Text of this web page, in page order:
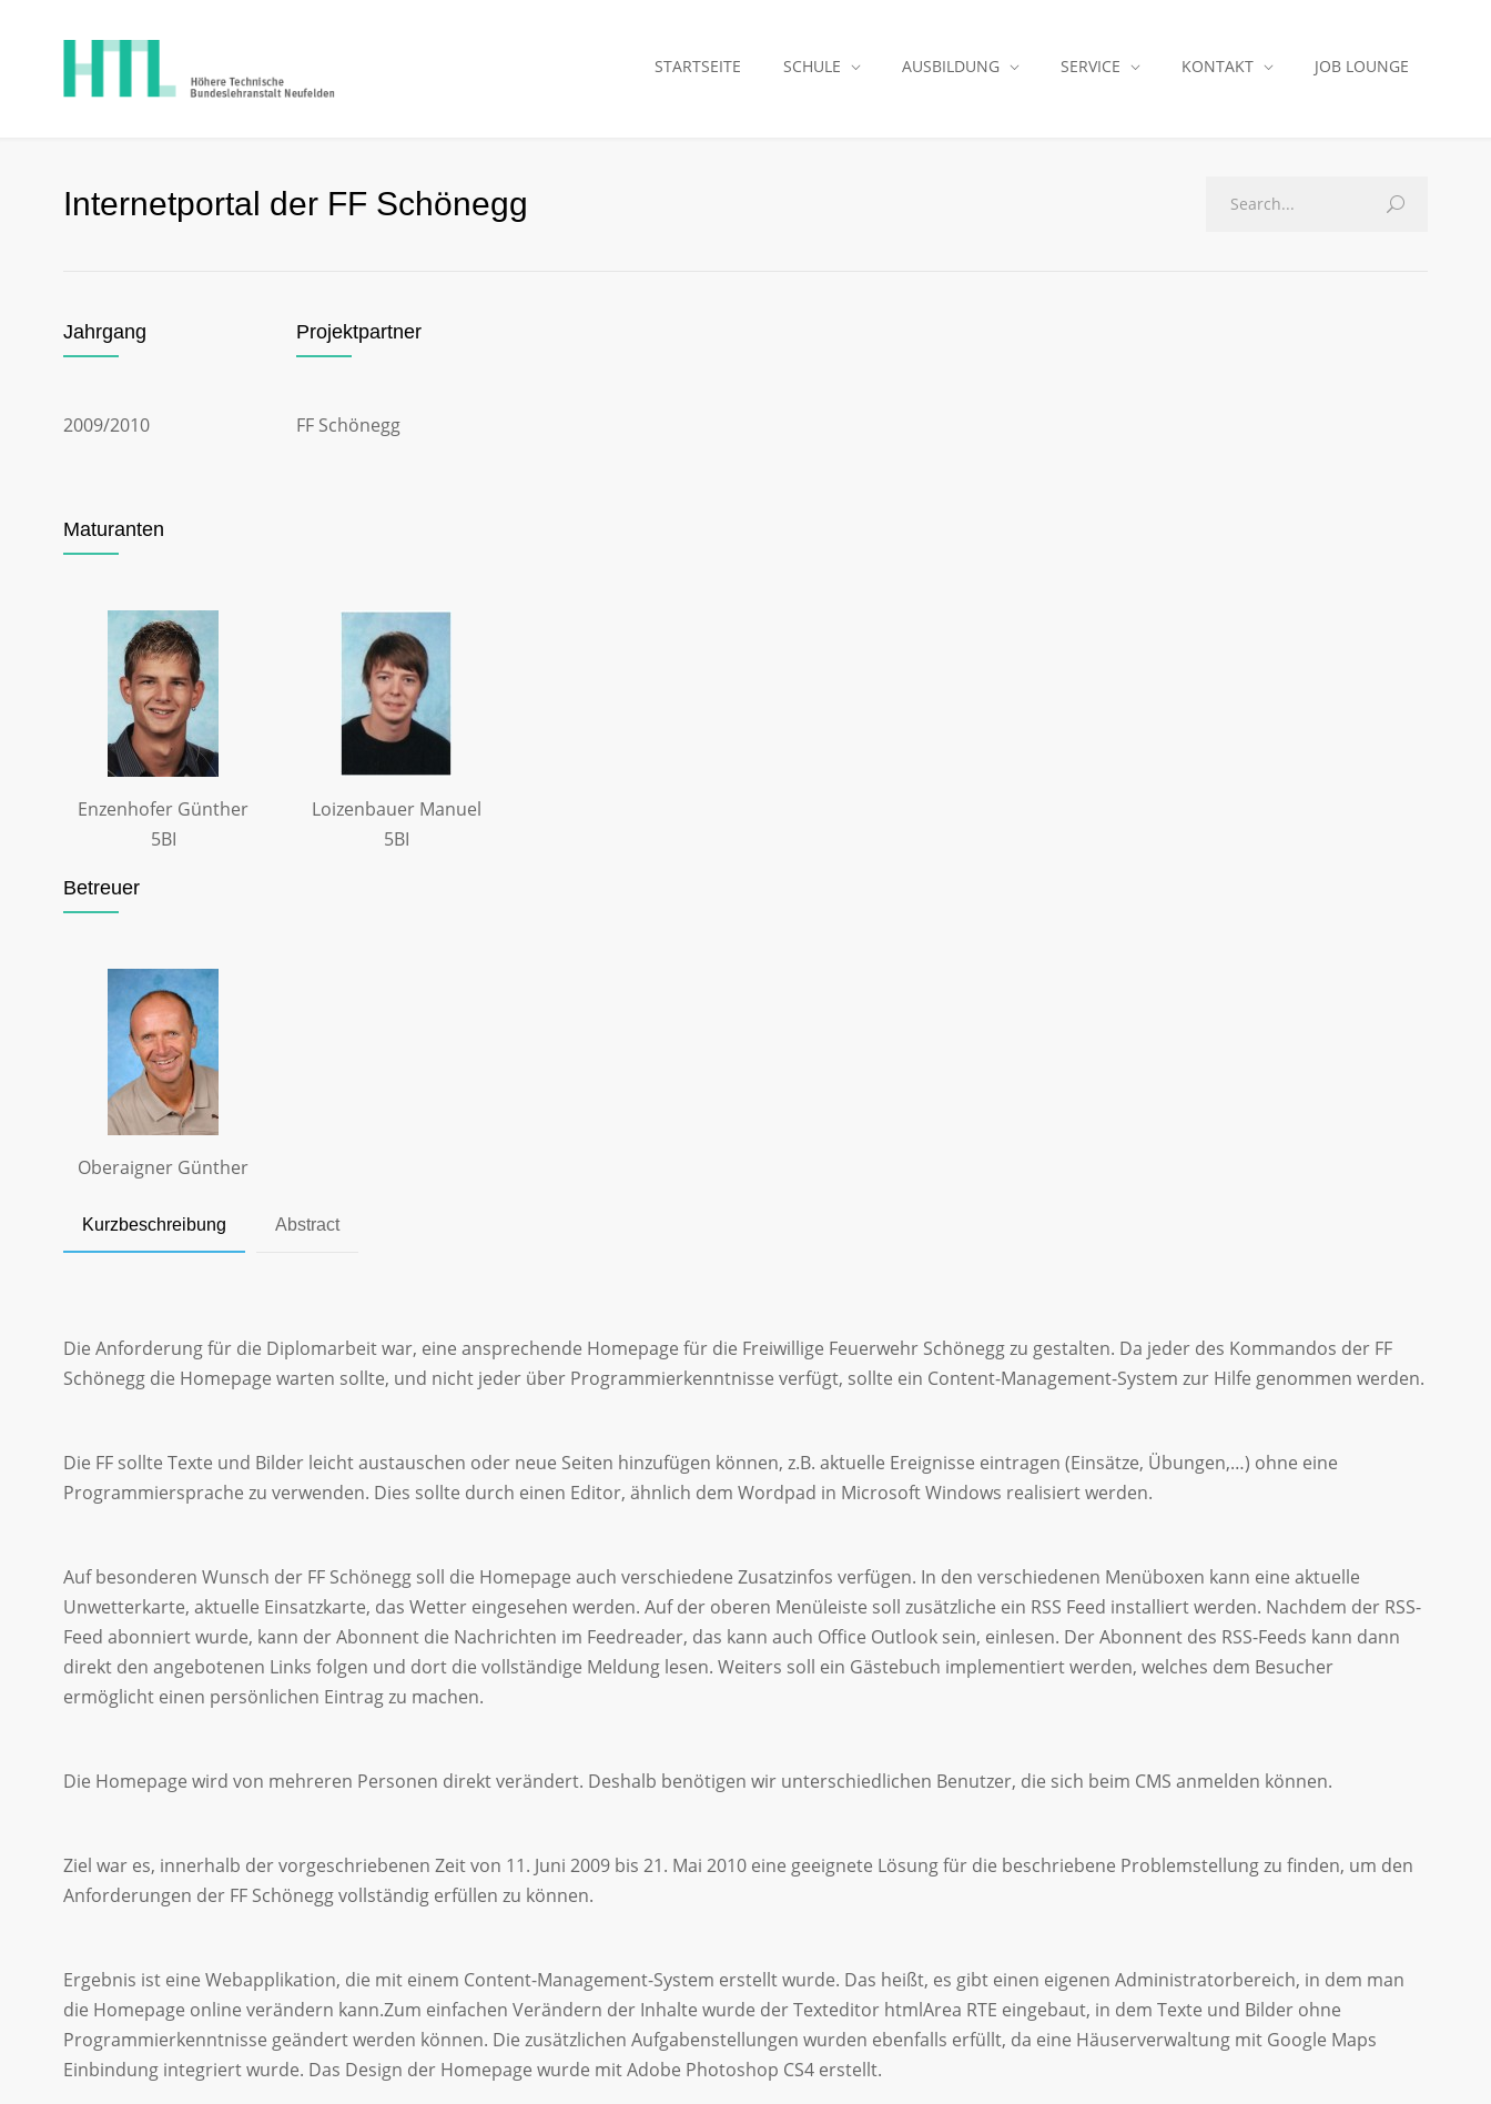
STARTSEITE SCHULE AUSBILDUNG SERVICE KONTAKT JOB LOUNGE
Internetportal der FF Schönegg
Jahrgang
2009/2010
Projektpartner
FF Schönegg
Maturanten
Enzenhofer Günther
5BI
Loizenbauer Manuel
5BI
Betreuer
Oberaigner Günther
Kurzbeschreibung Abstract
Die Anforderung für die Diplomarbeit war, eine ansprechende Homepage für die Freiwillige Feuerwehr Schönegg zu gestalten. Da jeder des Kommandos der FF
Schönegg die Homepage warten sollte, und nicht jeder über Programmierkenntnisse verfügt, sollte ein Content-Management-System zur Hilfe genommen werden.
Die FF sollte Texte und Bilder leicht austauschen oder neue Seiten hinzufügen können, z.B. aktuelle Ereignisse eintragen (Einsätze, Übungen,…) ohne eine
Programmiersprache zu verwenden. Dies sollte durch einen Editor, ähnlich dem Wordpad in Microsoft Windows realisiert werden.
Auf besonderen Wunsch der FF Schönegg soll die Homepage auch verschiedene Zusatzinfos verfügen. In den verschiedenen Menüboxen kann eine aktuelle
Unwetterkarte, aktuelle Einsatzkarte, das Wetter eingesehen werden. Auf der oberen Menüleiste soll zusätzliche ein RSS Feed installiert werden. Nachdem der RSS-
Feed abonniert wurde, kann der Abonnent die Nachrichten im Feedreader, das kann auch Office Outlook sein, einlesen. Der Abonnent des RSS-Feeds kann dann
direkt den angebotenen Links folgen und dort die vollständige Meldung lesen. Weiters soll ein Gästebuch implementiert werden, welches dem Besucher
ermöglicht einen persönlichen Eintrag zu machen.
Die Homepage wird von mehreren Personen direkt verändert. Deshalb benötigen wir unterschiedlichen Benutzer, die sich beim CMS anmelden können.
Ziel war es, innerhalb der vorgeschriebenen Zeit von 11. Juni 2009 bis 21. Mai 2010 eine geeignete Lösung für die beschriebene Problemstellung zu finden, um den
Anforderungen der FF Schönegg vollständig erfüllen zu können.
Ergebnis ist eine Webapplikation, die mit einem Content-Management-System erstellt wurde. Das heißt, es gibt einen eigenen Administratorbereich, in dem man
die Homepage online verändern kann.Zum einfachen Verändern der Inhalte wurde der Texteditor htmlArea RTE eingebaut, in dem Texte und Bilder ohne
Programmierkenntnisse geändert werden können. Die zusätzlichen Aufgabenstellungen wurden ebenfalls erfüllt, da eine Häuserverwaltung mit Google Maps
Einbindung integriert wurde. Das Design der Homepage wurde mit Adobe Photoshop CS4 erstellt.